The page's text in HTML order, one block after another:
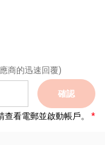
商的迅速回覆)
確認
看電郵並啟動帳戶。